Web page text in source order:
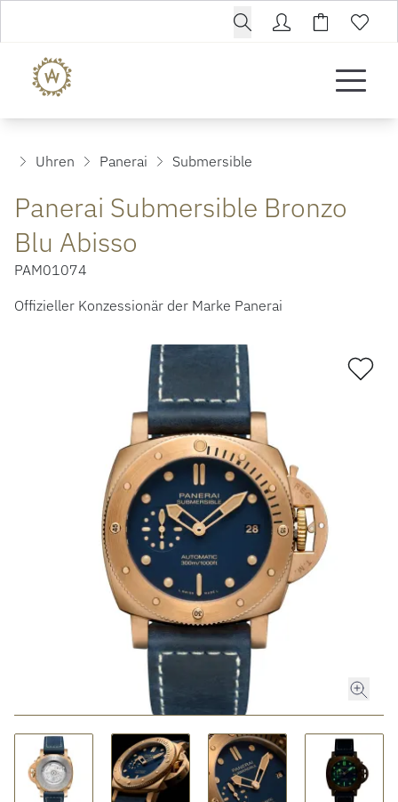
ROLEX CERTIFIED PRE-OWNED
HOCHZEIT
ACCESSOIRES
Uhren Panerai Submersible
Panerai Submersible Bronzo
Blu Abisso
PAM01074
Offizieller Konzessionär der Marke Panerai